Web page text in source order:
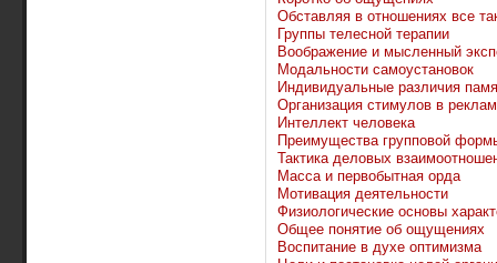
Обставляя в отношениях все
Группы телесной терапии
Воображение и мысленный
Модальности самоустановок
Индивидуальные различия
Организация стимулов в
Интеллект человека
Преимущества групповой
Тактика деловых
Масса и первобытная орда
Мотивация деятельности
Физиологические основы
Общее понятие об ощущениях
Воспитание в духе оптимизма